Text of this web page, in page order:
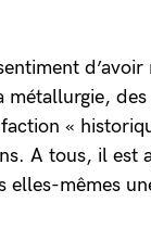
«
A tous, il est
mêmes